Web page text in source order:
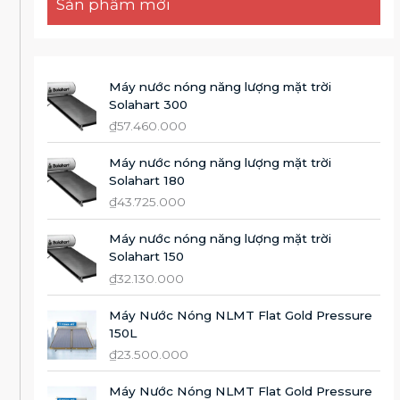
Sản phẩm mới
Máy nước nóng năng lượng mặt trời
Solahart 300
₫57.460.000
Máy nước nóng năng lượng mặt trời
Solahart 180
₫43.725.000
Máy nước nóng năng lượng mặt trời
Solahart 150
₫32.130.000
Máy Nước Nóng NLMT Flat Gold Pressure
150L
₫23.500.000
Máy Nước Nóng NLMT Flat Gold Pressure